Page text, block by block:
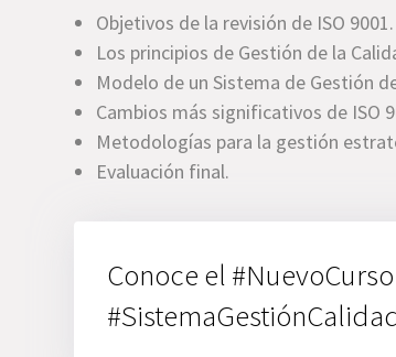
Objetivos de la revisión de ISO 9001.
Los principios de Gestión de la
Modelo de un Sistema de Gestión
Cambios más significativos de ISO
Metodologías para la gestión
Evaluación final.
Conoce el